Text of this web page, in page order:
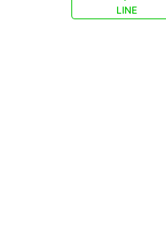
LINE